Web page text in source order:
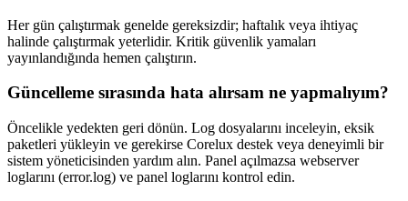
Her gün çalıştırmak genelde gereksizdir; haftalık veya ihtiyaç
halinde çalıştırmak yeterlidir. Kritik güvenlik yamaları
yayınlandığında hemen çalıştırın.
Güncelleme sırasında hata alırsam ne yapmalıyım?
Öncelikle yedekten geri dönün. Log dosyalarını inceleyin, eksik
paketleri yükleyin ve gerekirse Corelux destek veya deneyimli bir
sistem yöneticisinden yardım alın. Panel açılmazsa webserver
loglarını (error.log) ve panel loglarını kontrol edin.